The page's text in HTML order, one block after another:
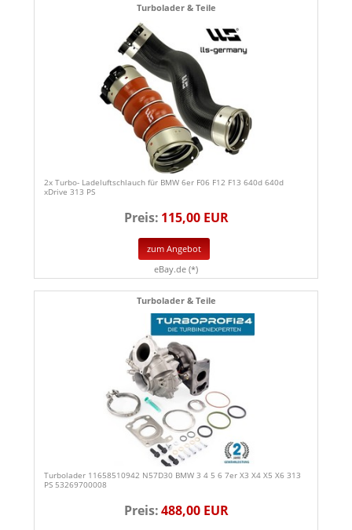
Turbolader & Teile
2x Turbo- Ladeluftschlauch für BMW 6er F06 F12 F13 640d 640d
xDrive 313 PS
Preis: 115,00 EUR
zum Angebot
eBay.de (*)
Turbolader & Teile
Turbolader 11658510942 N57D30 BMW 3 4 5 6 7er X3 X4 X5 X6 313
PS 53269700008
Preis:488,00 EUR